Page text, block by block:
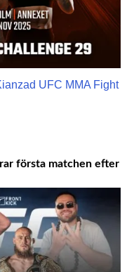
första matchen efter